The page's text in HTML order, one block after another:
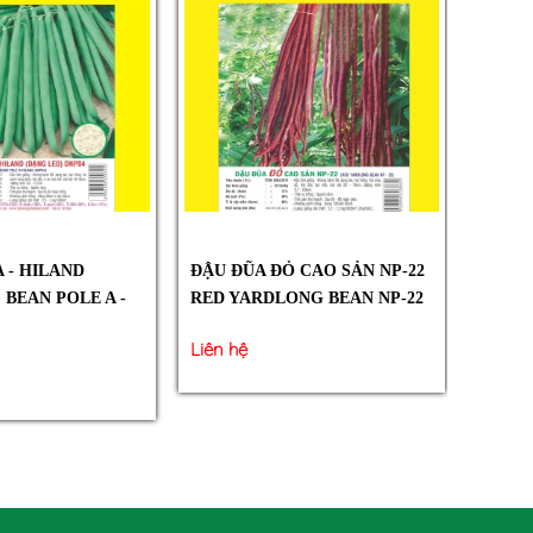
- HILAND
POLE A -
ĐẬU ĐŨA ĐỎ CAO SẢN NP-22
RED YARDLONG BEAN NP-22
Liên hệ